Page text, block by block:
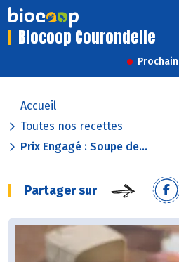
Biocoop Courondelle
Accueil
Toutes nos recettes
Prix Engagé : Soupe de...
Partager sur